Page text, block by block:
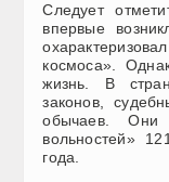
Следует
впервые
космоса».
жизнь. В
законов,
обычаев. Они
вольностей»
года.